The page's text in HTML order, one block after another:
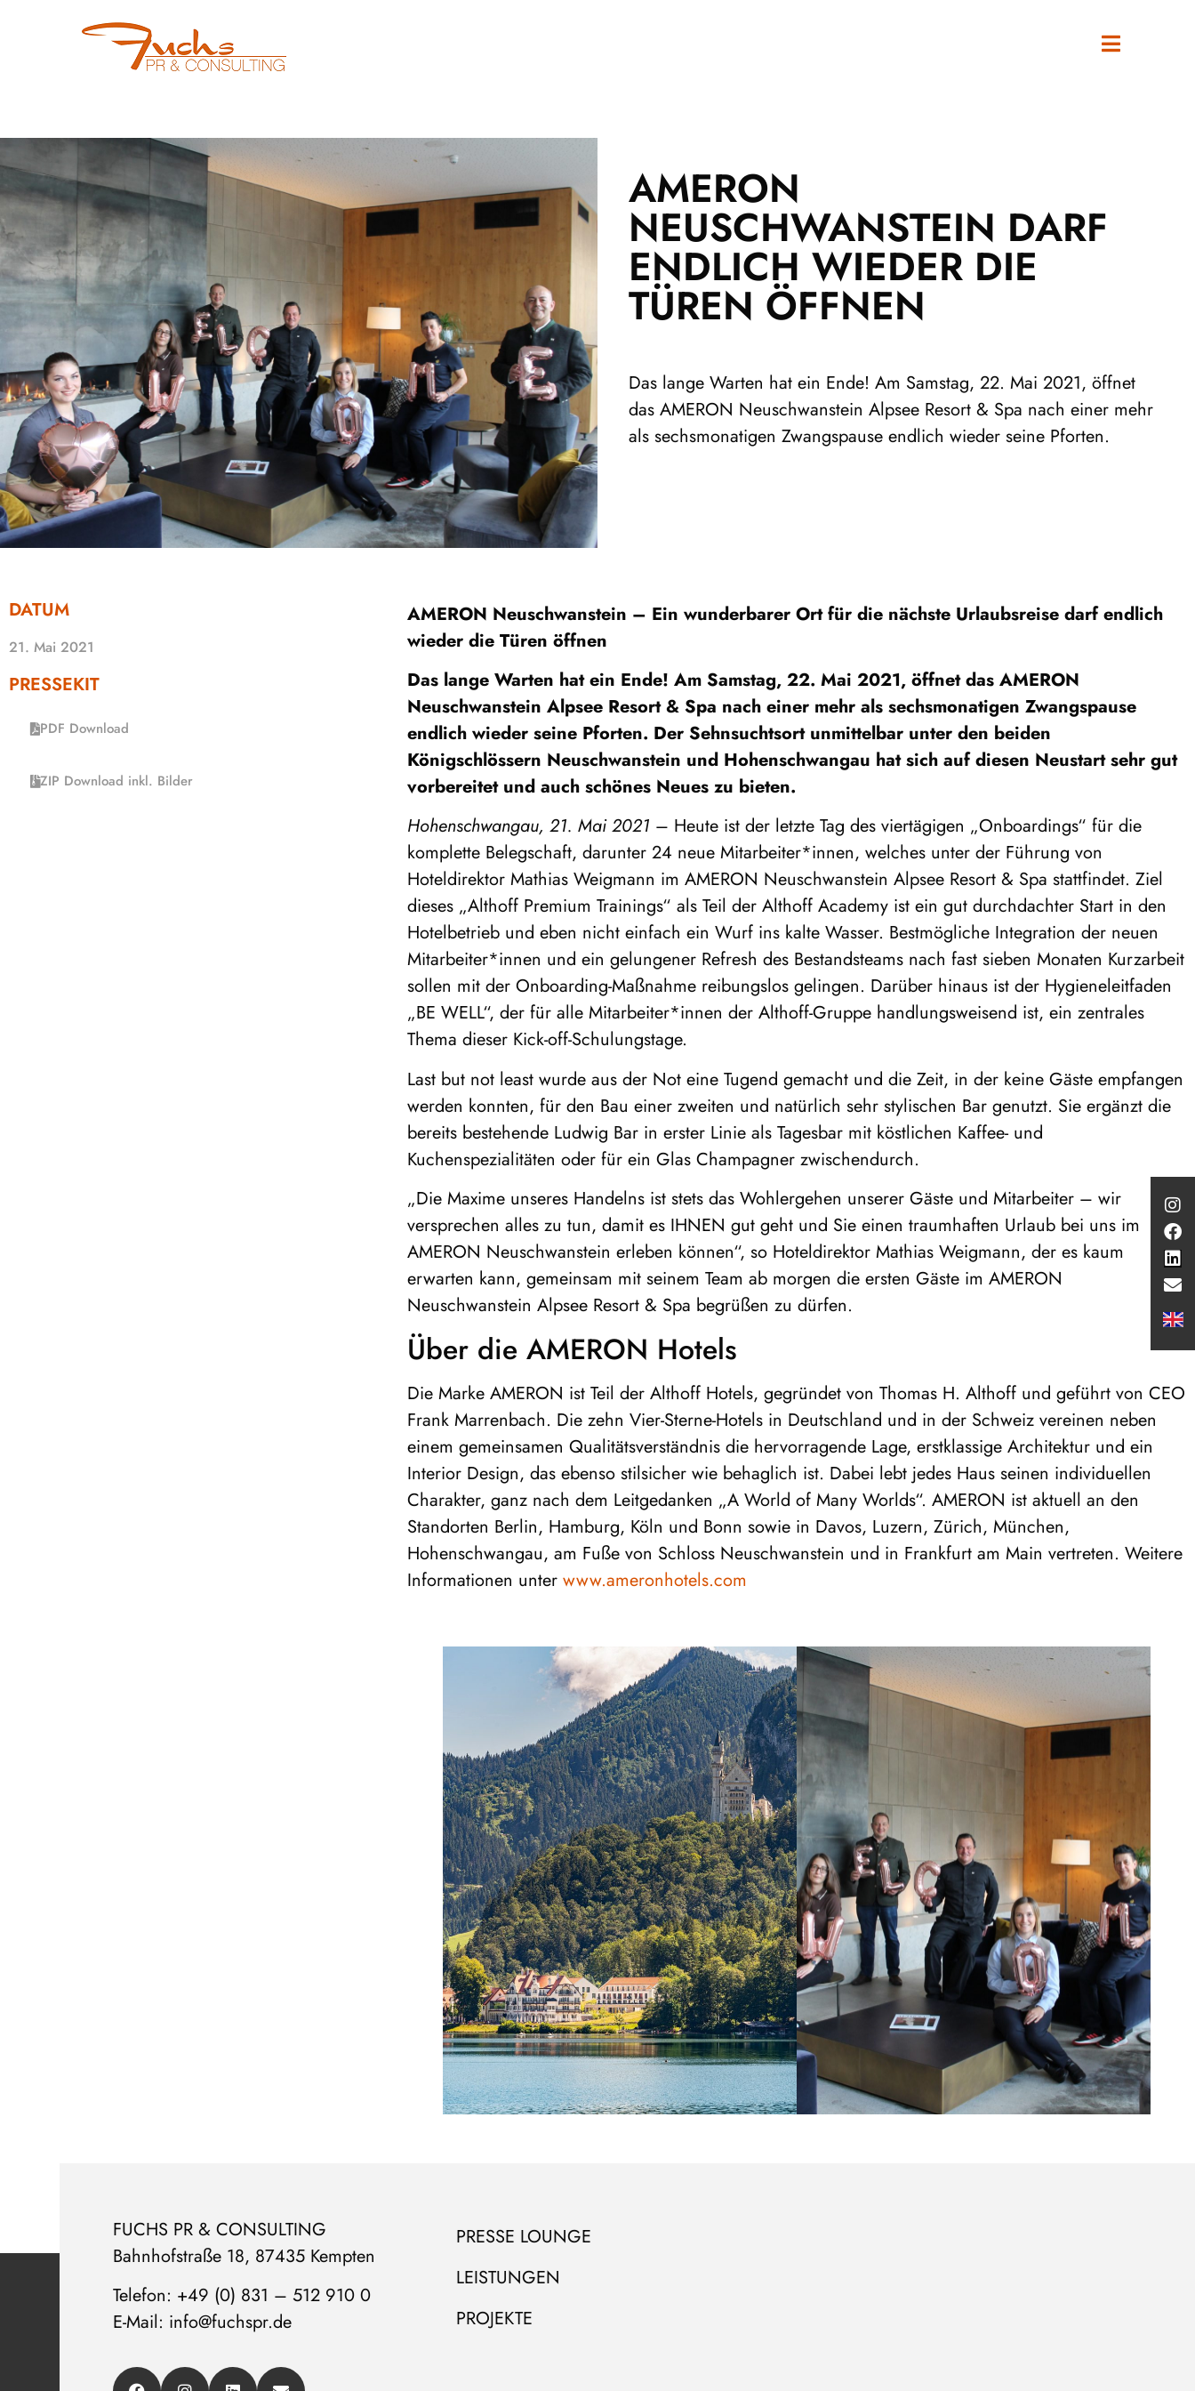
AMERON
NEUSCHWANSTEIN DARF
ENDLICH WIEDER DIE
TÜREN ÖFFNEN
Das lange Warten hat ein Ende! Am Samstag, 22. Mai 2021, öffnet
das AMERON Neuschwanstein Alpsee Resort & Spa nach einer mehr
als sechsmonatigen Zwangspause endlich wieder seine Pforten.
DATUM
21. Mai 2021
PRESSEKIT
PDF Download
ZIP Download inkl. Bilder
AMERON Neuschwanstein – Ein wunderbarer Ort für die nächste Urlaubsreise darf endlich
wieder die Türen öffnen
Das lange Warten hat ein Ende! Am Samstag, 22. Mai 2021, öffnet das AMERON
Neuschwanstein Alpsee Resort & Spa nach einer mehr als sechsmonatigen Zwangspause
endlich wieder seine Pforten. Der Sehnsuchtsort unmittelbar unter den beiden
Königschlössern Neuschwanstein und Hohenschwangau hat sich auf diesen Neustart sehr gut
vorbereitet und auch schönes Neues zu bieten.
Hohenschwangau, 21. Mai 2021 – Heute ist der letzte Tag des viertägigen „Onboardings“ für die
komplette Belegschaft, darunter 24 neue Mitarbeiter*innen, welches unter der Führung von
Hoteldirektor Mathias Weigmann im AMERON Neuschwanstein Alpsee Resort & Spa stattfindet. Ziel
dieses „Althoff Premium Trainings“ als Teil der Althoff Academy ist ein gut durchdachter Start in den
Hotelbetrieb und eben nicht einfach ein Wurf ins kalte Wasser. Bestmögliche Integration der neuen
Mitarbeiter*innen und ein gelungener Refresh des Bestandsteams nach fast sieben Monaten Kurzarbeit
sollen mit der Onboarding-Maßnahme reibungslos gelingen. Darüber hinaus ist der Hygieneleitfaden
„BE WELL“, der für alle Mitarbeiter*innen der Althoff-Gruppe handlungsweisend ist, ein zentrales
Thema dieser Kick-off-Schulungstage.
Last but not least wurde aus der Not eine Tugend gemacht und die Zeit, in der keine Gäste empfangen
werden konnten, für den Bau einer zweiten und natürlich sehr stylischen Bar genutzt. Sie ergänzt die
bereits bestehende Ludwig Bar in erster Linie als Tagesbar mit köstlichen Kaffee- und
Kuchenspezialitäten oder für ein Glas Champagner zwischendurch.
„Die Maxime unseres Handelns ist stets das Wohlergehen unserer Gäste und Mitarbeiter – wir
versprechen alles zu tun, damit es IHNEN gut geht und Sie einen traumhaften Urlaub bei uns im
AMERON Neuschwanstein erleben können“, so Hoteldirektor Mathias Weigmann, der es kaum
erwarten kann, gemeinsam mit seinem Team ab morgen die ersten Gäste im AMERON
Neuschwanstein Alpsee Resort & Spa begrüßen zu dürfen.
Über die AMERON Hotels
Die Marke AMERON ist Teil der Althoff Hotels, gegründet von Thomas H. Althoff und geführt von CEO
Frank Marrenbach. Die zehn Vier-Sterne-Hotels in Deutschland und in der Schweiz vereinen neben
einem gemeinsamen Qualitätsverständnis die hervorragende Lage, erstklassige Architektur und ein
Interior Design, das ebenso stilsicher wie behaglich ist. Dabei lebt jedes Haus seinen individuellen
Charakter, ganz nach dem Leitgedanken „A World of Many Worlds“. AMERON ist aktuell an den
Standorten Berlin, Hamburg, Köln und Bonn sowie in Davos, Luzern, Zürich, München,
Hohenschwangau, am Fuße von Schloss Neuschwanstein und in Frankfurt am Main vertreten. Weitere
Informationen unter www.ameronhotels.com
FUCHS PR & CONSULTING
Bahnhofstraße 18, 87435 Kempten
Telefon: +49 (0) 831 – 512 910 0
E-Mail: info@fuchspr.de
PRESSE LOUNGE
LEISTUNGEN
PROJEKTE